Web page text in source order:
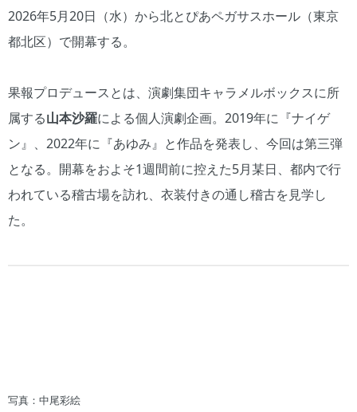
2026年5月20日（水）から北とぴあペガサスホール（東京
都北区）で開幕する。
果報プロデュースとは、演劇集団キャラメルボックスに所
属する山本沙羅による個人演劇企画。2019年に『ナイゲ
ン』、2022年に『あゆみ』と作品を発表し、今回は第三弾
となる。開幕をおよそ1週間前に控えた5月某日、都内で行
われている稽古場を訪れ、衣装付きの通し稽古を見学し
た。
写真：中尾彩絵